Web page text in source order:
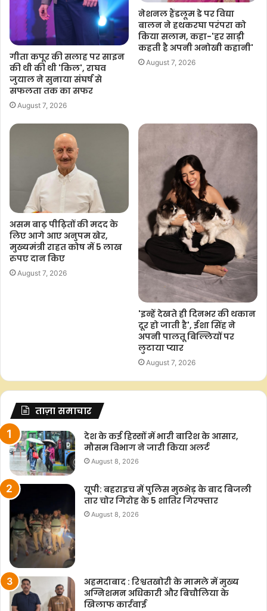
गीता कपूर की सलाह पर साइन
की थी की थी 'किल', राघव
जुयाल ने सुनाया संघर्ष से
सफलता तक का सफर
August 7, 2026
नेशनल हैंडलूम डे पर विद्या
बालन ने हथकरघा परंपरा को
किया सलाम, कहा-'हर साड़ी
कहती है अपनी अनोखी कहानी'
August 7, 2026
असम बाढ़ पीढ़ितों की मदद के
लिए आगे आए अनुपम खेर,
मुख्यमंत्री राहत कोष में 5 लाख
रुपए दान किए
August 7, 2026
'इन्हें देखते ही दिनभर की थकान
दूर हो जाती है', ईशा सिंह ने
अपनी पालतू बिल्लियों पर
लुटाया प्यार
August 7, 2026
ताज़ा समाचार
देश के कई हिस्सों में भारी बारिश के आसार,
मौसम विभाग ने जारी किया अलर्ट
August 8, 2026
यूपी: बहराइच में पुलिस मुठभेड़ के बाद बिजली
तार चोर गिरोह के 5 शातिर गिरफ्तार
August 8, 2026
अहमदाबाद : रिश्वतखोरी के मामले में मुख्य
अग्निशमन अधिकारी और बिचौलिया के
खिलाफ कार्रवाई